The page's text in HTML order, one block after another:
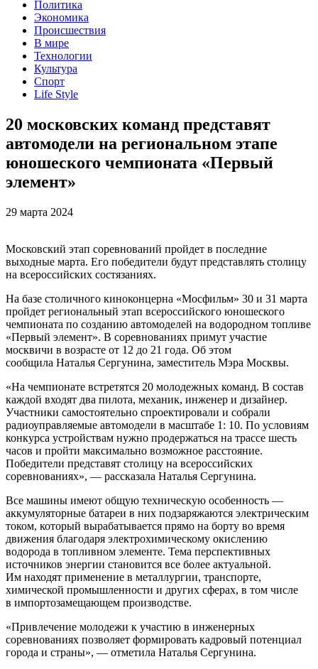
Политика
Экономика
Происшествия
В мире
Технологии
Культура
Спорт
Life Style
20 московских команд представят
автомодели на региональном этапе
юношеского чемпионата «Первый
элемент»
29 марта 2024
Московский этап соревнований пройдет в последние
выходные марта. Его победители будут представлять столицу
на всероссийских состязаниях.
На базе столичного киноконцерна «Мосфильм» 30 и 31 марта
пройдет региональный этап всероссийского юношеского
чемпионата по созданию автомоделей на водородном топливе
«Первый элемент». В соревнованиях примут участие
москвичи в возрасте от 12 до 21 года. Об этом
сообщила Наталья Сергунина, заместитель Мэра Москвы.
«На чемпионате встретятся 20 молодежных команд. В состав
каждой входят два пилота, механик, инженер и дизайнер.
Участники самостоятельно спроектировали и собрали
радиоуправляемые автомодели в масштабе 1: 10. По условиям
конкурса устройствам нужно продержаться на трассе шесть
часов и пройти максимально возможное расстояние.
Победители представят столицу на всероссийских
соревнованиях», — рассказала Наталья Сергунина.
Все машины имеют общую техническую особенность —
аккумуляторные батареи в них подзаряжаются электрическим
током, который вырабатывается прямо на борту во время
движения благодаря электрохимическому окислению
водорода в топливном элементе. Тема перспективных
источников энергии становится все более актуальной.
Им находят применение в металлургии, транспорте,
химической промышленности и других сферах, в том числе
в импортозамещающем производстве.
«Привлечение молодежи к участию в инженерных
соревнованиях позволяет формировать кадровый потенциал
города и страны», — отметила Наталья Сергунина.